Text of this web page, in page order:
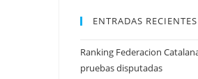
ENTRADAS RECIENTES
Ranking Federacion
pruebas disputadas